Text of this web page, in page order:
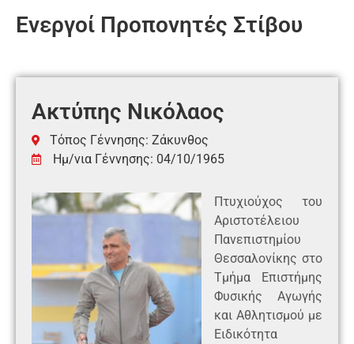
Ενεργοί Προπονητές Στίβου
Ακτύπης Νικόλαος
Τόπος Γέννησης: Ζάκυνθος
Ημ/νια Γέννησης: 04/10/1965
Πτυχιούχος του
Αριστοτέλειου
Πανεπιστημίου
Θεσσαλονίκης στο
Τμήμα Επιστήμης
Φυσικής Αγωγής
και Αθλητισμού με
Ειδικότητα